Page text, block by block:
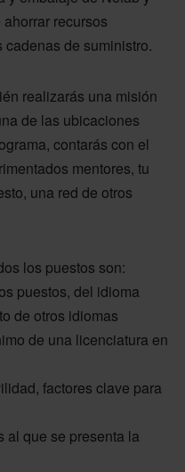
recursos
de suministro.
realizarás una misión
de las ubicaciones
contarás con el
mentores, tu
una red de otros
los puestos son:
puestos, del idioma
de otros idiomas
de una licenciatura en
factores clave para
al que se presenta la